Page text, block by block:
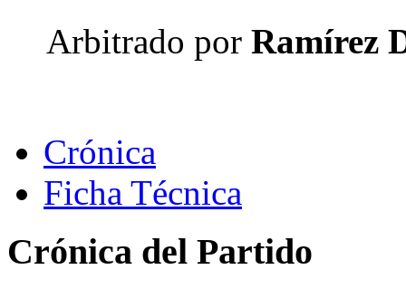
Arbitrado por Ramírez
Crónica
Ficha Técnica
Crónica del Partido